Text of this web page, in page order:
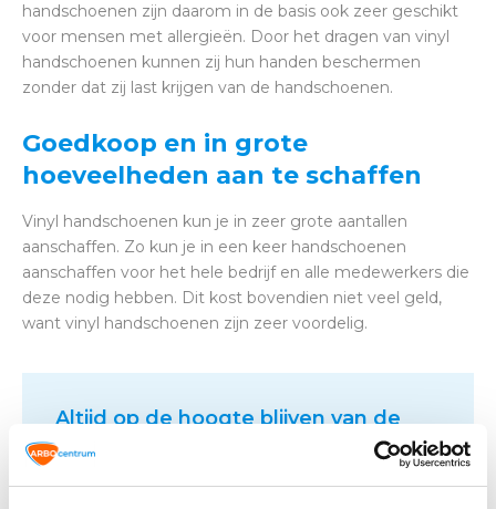
handschoenen zijn daarom in de basis ook zeer geschikt
voor mensen met allergieën. Door het dragen van vinyl
handschoenen kunnen zij hun handen beschermen
zonder dat zij last krijgen van de handschoenen.
Goedkoop en in grote
hoeveelheden aan te schaffen
Vinyl handschoenen kun je in zeer grote aantallen
aanschaffen. Zo kun je in een keer handschoenen
aanschaffen voor het hele bedrijf en alle medewerkers die
deze nodig hebben. Dit kost bovendien niet veel geld,
want vinyl handschoenen zijn zeer voordelig.
Altijd op de hoogte blijven van de
laatste nieuwtjes, acties en meer?
Schrijf je in voor onze nieuwsbrief!